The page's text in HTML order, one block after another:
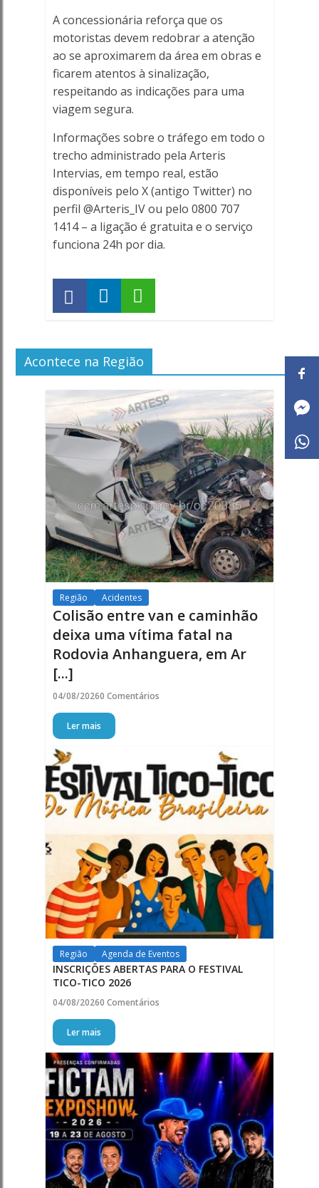
A concessionária reforça que os
motoristas devem redobrar a atenção
ao se aproximarem da área em obras e
ficarem atentos à sinalização,
respeitando as indicações para uma
viagem segura.
Informações sobre o tráfego em todo o
trecho administrado pela Arteris
Intervias, em tempo real, estão
disponíveis pelo X (antigo Twitter) no
perfil @Arteris_IV ou pelo 0800 707
1414 – a ligação é gratuita e o serviço
funciona 24h por dia.
Acontece na Região
Região Acidentes
Colisão entre van e caminhão
deixa uma vítima fatal na
Rodovia Anhanguera, em Ar
[...]
04/08/20260 Comentários
Ler mais
Região Agenda de Eventos
INSCRIÇÕES ABERTAS PARA O FESTIVAL
TICO-TICO 2026
04/08/20260 Comentários
Ler mais